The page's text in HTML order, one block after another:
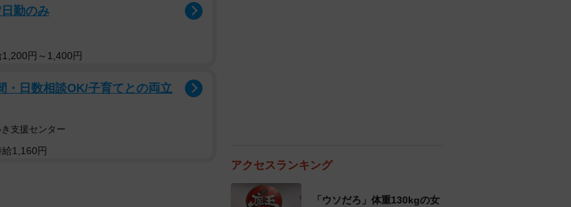
勤のみ
円～1,400円
・日数相談OK/子育てとの両立
支援センター
1,160円
アクセスランキング
「ウソだろ」体重130kgの女